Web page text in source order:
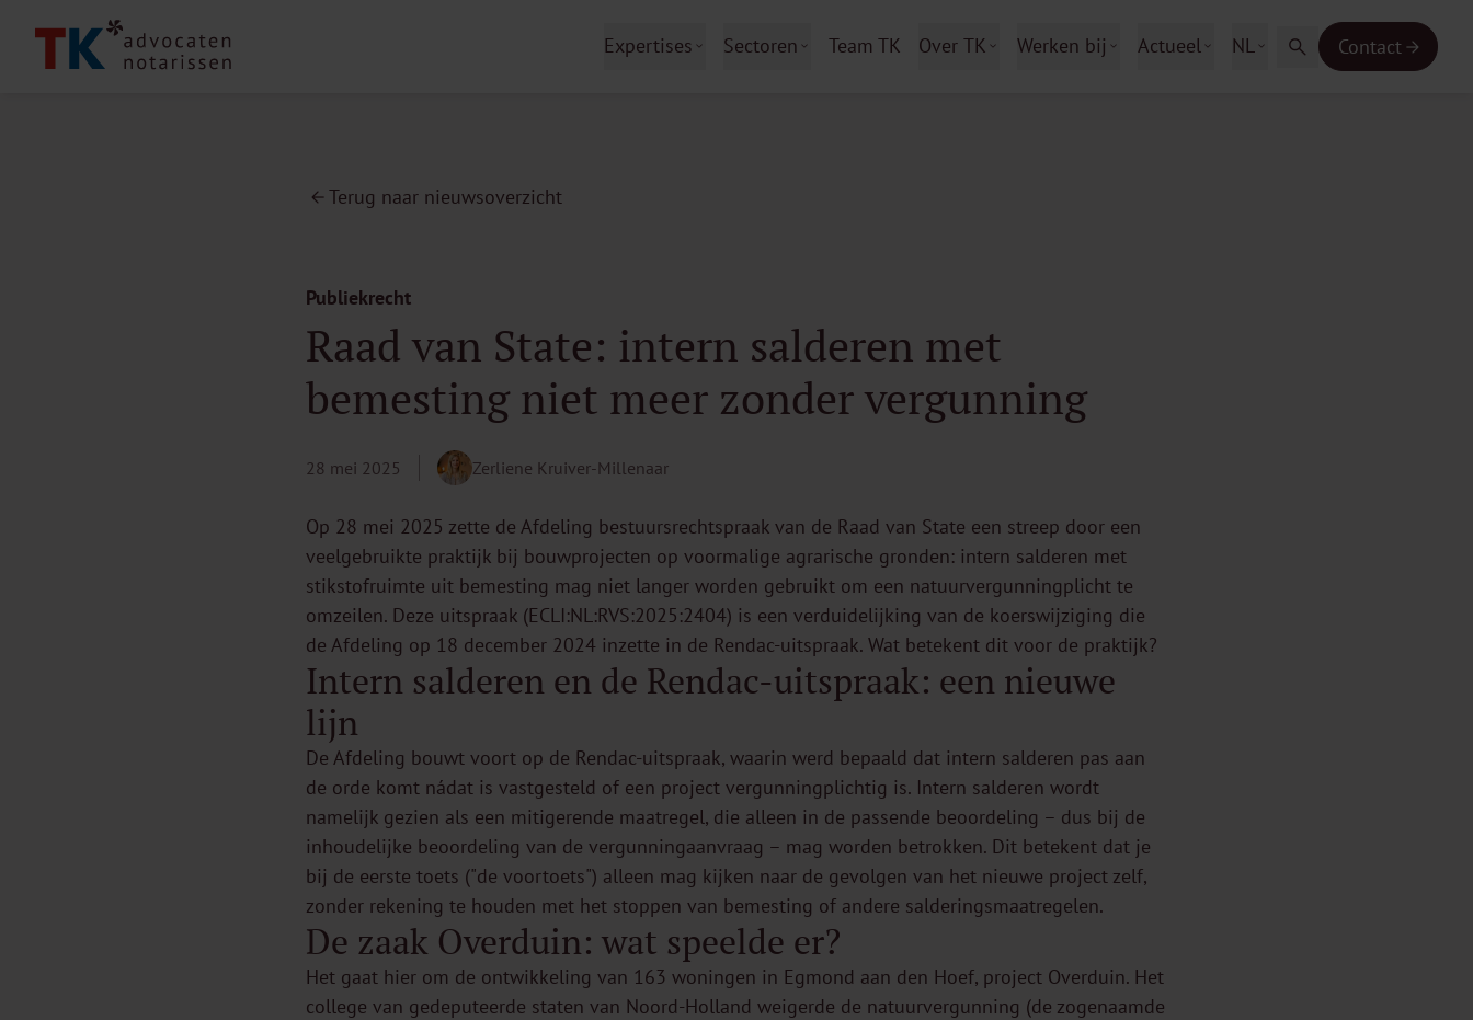
Expertises Sectoren Team TK Over TK Werken bij Actueel NL Contact
Terug naar nieuwsoverzicht
Publiekrecht
Raad van State: intern salderen met
bemesting niet meer zonder vergunning
28 mei 2025 Zerliene Kruiver-Millenaar
Op 28 mei 2025 zette de Afdeling bestuursrechtspraak van de Raad van State een streep door een
veelgebruikte praktijk bij bouwprojecten op voormalige agrarische gronden: intern salderen met
stikstofruimte uit bemesting mag niet langer worden gebruikt om een natuurvergunningplicht te
omzeilen. Deze uitspraak (ECLI:NL:RVS:2025:2404) is een verduidelijking van de koerswijziging die
de Afdeling op 18 december 2024 inzette in de Rendac-uitspraak. Wat betekent dit voor de praktijk?
Intern salderen en de Rendac-uitspraak: een nieuwe
lijn
De Afdeling bouwt voort op de Rendac-uitspraak, waarin werd bepaald dat intern salderen pas aan
de orde komt nádat is vastgesteld of een project vergunningplichtig is. Intern salderen wordt
namelijk gezien als een mitigerende maatregel, die alleen in de passende beoordeling – dus bij de
inhoudelijke beoordeling van de vergunningaanvraag – mag worden betrokken. Dit betekent dat je
bij de eerste toets ("de voortoets") alleen mag kijken naar de gevolgen van het nieuwe project zelf,
zonder rekening te houden met het stoppen van bemesting of andere salderingsmaatregelen.
De zaak Overduin: wat speelde er?
Het gaat hier om de ontwikkeling van 163 woningen in Egmond aan den Hoef, project Overduin. Het
college van gedeputeerde staten van Noord-Holland weigerde de natuurvergunning (de zogenaamde